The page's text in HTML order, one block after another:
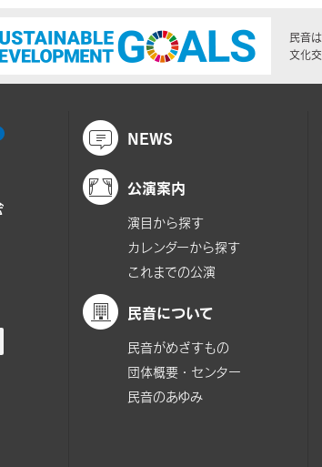
民音
文化
NEWS
公演案内
演目から探す
カレンダーから探す
これまでの公演
民音について
民音がめざすもの
団体概要・センター
民音のあゆみ